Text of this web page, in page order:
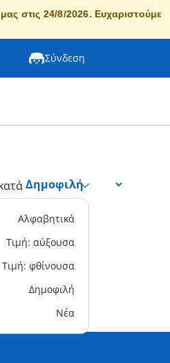
στις 24/8/2026. Ευχαριστούμε
Σύνδεση
Αλφαβητικά
Τιμή: αύξουσα
Τιμή: φθίνουσα
Δημοφιλή
Νέα